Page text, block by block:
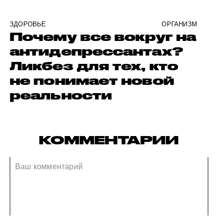
ЗДОРОВЬЕ ОРГАНИЗМ
Почему все вокруг на
антидепрессантах?
Ликбез для тех, кто
не понимает новой
реальности
КОММЕНТАРИИ